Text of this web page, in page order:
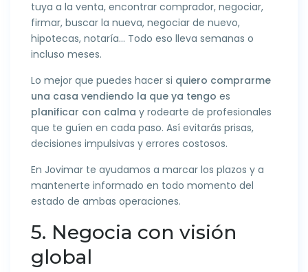
tuya a la venta, encontrar comprador, negociar,
firmar, buscar la nueva, negociar de nuevo,
hipotecas, notaría… Todo eso lleva semanas o
incluso meses.
Lo mejor que puedes hacer si quiero comprarme
una casa vendiendo la que ya tengo es
planificar con calma y rodearte de profesionales
que te guíen en cada paso. Así evitarás prisas,
decisiones impulsivas y errores costosos.
En Jovimar te ayudamos a marcar los plazos y a
mantenerte informado en todo momento del
estado de ambas operaciones.
5. Negocia con visión
global